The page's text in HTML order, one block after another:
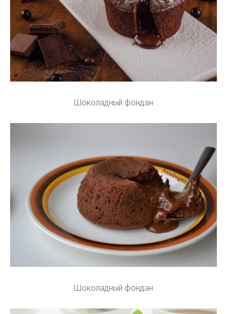
Шоколадный фондан
Шоколадный фондан